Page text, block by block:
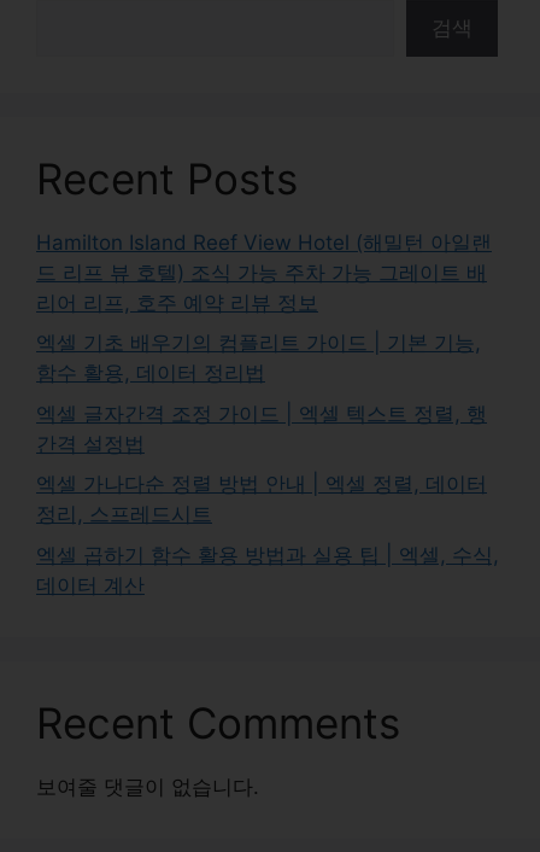
검색
Recent Posts
Hamilton Island Reef View Hotel (해밀턴 아일랜
드 리프 뷰 호텔) 조식 가능 주차 가능 그레이트 배
리어 리프, 호주 예약 리뷰 정보
엑셀 기초 배우기의 컴플리트 가이드 | 기본 기능,
함수 활용, 데이터 정리법
엑셀 글자간격 조정 가이드 | 엑셀 텍스트 정렬, 행
간격 설정법
엑셀 가나다순 정렬 방법 안내 | 엑셀 정렬, 데이터
정리, 스프레드시트
엑셀 곱하기 함수 활용 방법과 실용 팁 | 엑셀, 수식,
데이터 계산
Recent Comments
보여줄 댓글이 없습니다.